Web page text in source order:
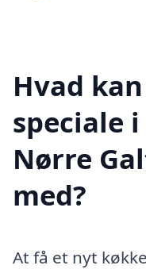
Hvad
speciale
Nørre
med?
At få et nyt